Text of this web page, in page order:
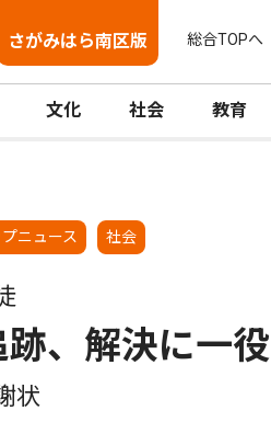
さがみはら南区版 総合TOPへ
文化 社会 教育
プニュース 社会
、解決に一役
状